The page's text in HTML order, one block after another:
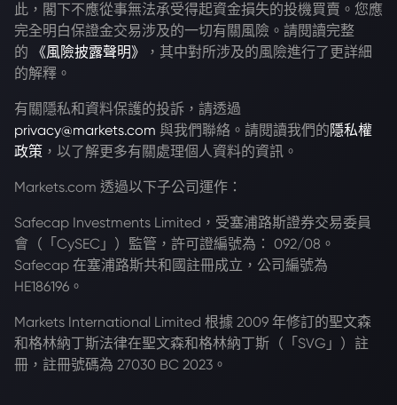
此，閣下不應從事無法承受得起資金損失的投機買賣。您應
完全明白保證金交易涉及的一切有關風險。請閱讀完整
的
《風險披露聲明》
，其中對所涉及的風險進行了更詳細
的解釋。
有關隱私和資料保護的投訴，請透過
privacy@markets.com 與我們聯絡。請閱讀我們的 隱私權
政策 ，以了解更多有關處理個人資料的資訊。
Markets.com 透過以下子公司運作：
Safecap Investments Limited，受塞浦路斯證券交易委員
會（「CySEC」）監管，許可證編號為： 092/08。
Safecap 在塞浦路斯共和國註冊成立，公司編號為
HE186196。
Markets International Limited 根據 2009 年修訂的聖文森
和格林納丁斯法律在聖文森和格林納丁斯（「SVG」）註
冊，註冊號碼為 27030 BC 2023。